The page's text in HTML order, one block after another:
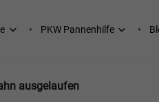
PKW Pannenhilfe
ausgelaufen